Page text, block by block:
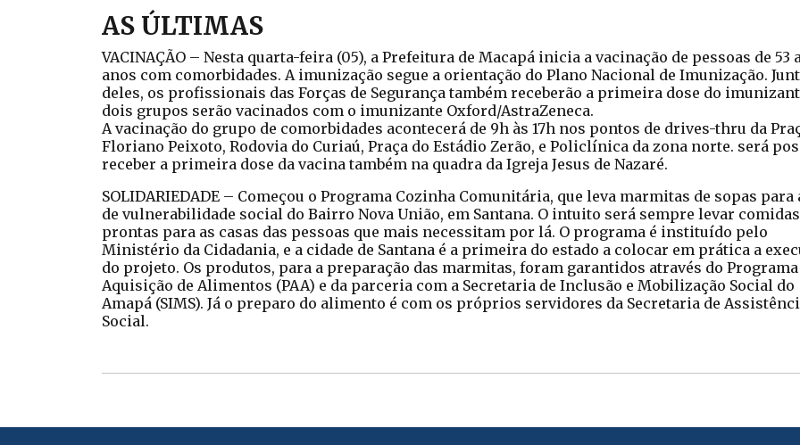
AS ÚLTIMAS
VACINAÇÃO – Nesta quarta-feira (05), a Prefeitura de Macapá inicia a vacinação de pessoas de 53
anos com comorbidades. A imunização segue a orientação do Plano Nacional de Imunização.
deles, os profissionais das Forças de Segurança também receberão a primeira dose do
dois grupos serão vacinados com o imunizante Oxford/AstraZeneca.
A vacinação do grupo de comorbidades acontecerá de 9h às 17h nos pontos de drives-thru da
Floriano Peixoto, Rodovia do Curiaú, Praça do Estádio Zerão, e Policlínica da zona norte. será
receber a primeira dose da vacina também na quadra da Igreja Jesus de Nazaré.
SOLIDARIEDADE – Começou o Programa Cozinha Comunitária, que leva marmitas de sopas para
de vulnerabilidade social do Bairro Nova União, em Santana. O intuito será sempre levar comidas
prontas para as casas das pessoas que mais necessitam por lá. O programa é instituído pelo
Ministério da Cidadania, e a cidade de Santana é a primeira do estado a colocar em prática a
do projeto. Os produtos, para a preparação das marmitas, foram garantidos através do Programa
Aquisição de Alimentos (PAA) e da parceria com a Secretaria de Inclusão e Mobilização Social do
Amapá (SIMS). Já o preparo do alimento é com os próprios servidores da Secretaria de
Social.